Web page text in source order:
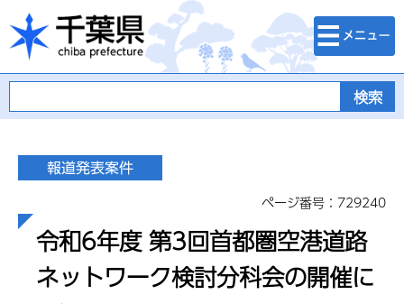
千葉県
検索・メニュ
ー
ページ番号：729240
令和6年度 第3回首都圏空港道路
ネットワーク検討分科会の開催に